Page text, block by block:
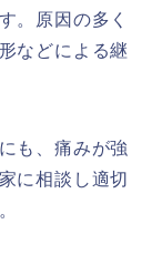
。原因の多く
などによる継
も、痛みが強
に相談し適切